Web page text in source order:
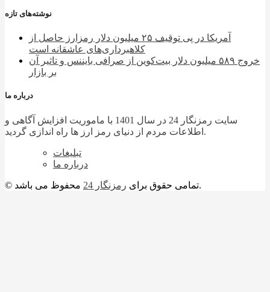
نوشته‌های تازه
آمریکا در پی توقیف ۲۵ میلیون دلار رمزارز حاصل از
کلاهبرداری‌های عاشقانه است
خروج ۵۸۹ میلیون دلار بیت‌کوین از صرافی بایننس و تاثیر آن
بر بازار
درباره ما
سایت رمزنگار 24 در سال 1401 با ماموریت افزایش آگاهی و
اطلاعات مردم از دنیای رمز ارز ها راه اندازی گردید.
تبلیغات
درباره ما
© تمامی حقوق برای رمزنگار 24 محفوظ می باشد.